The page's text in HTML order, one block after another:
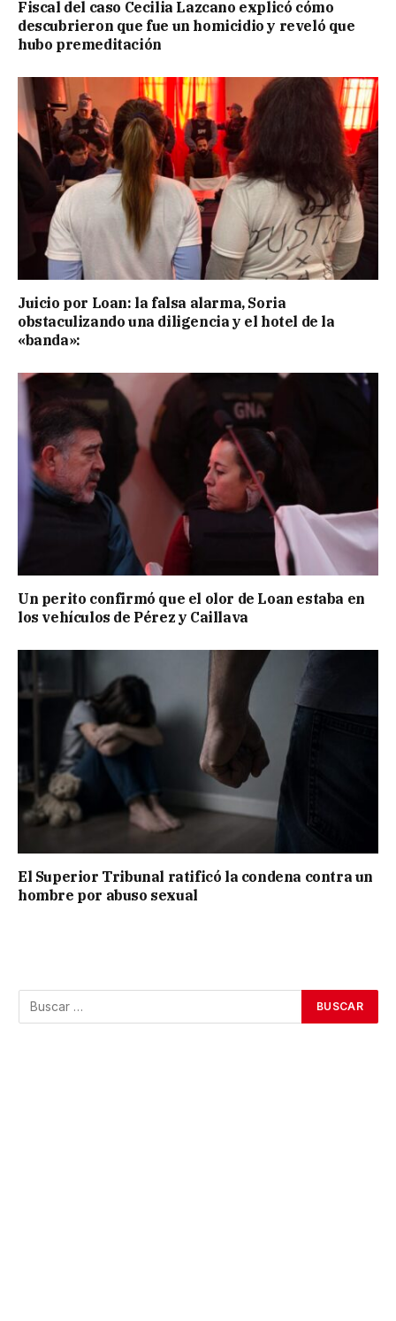
Fiscal del caso Cecilia Lazcano explicó cómo
descubrieron que fue un homicidio y reveló que
hubo premeditación
Juicio por Loan: la falsa alarma, Soria
obstaculizando una diligencia y el hotel de la
«banda»:
Un perito confirmó que el olor de Loan estaba en
los vehículos de Pérez y Caillava
El Superior Tribunal ratificó la condena contra un
hombre por abuso sexual